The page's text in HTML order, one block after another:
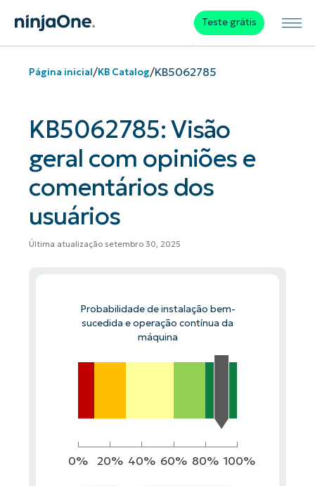
Teste grátis
Página inicial/KB Catalog/KB5062785
KB5062785: Visão
geral com opiniões e
comentários dos
usuários
Última atualização setembro 30, 2025
Probabilidade de instalação bem-
sucedida e operação contínua da
máquina
0% 20% 40% 60% 80% 100%